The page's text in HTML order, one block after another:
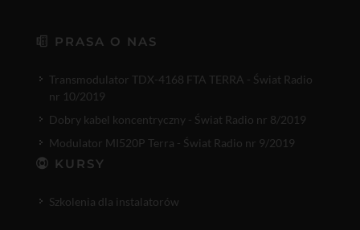
PRASA O NAS
Transmodulator TDX-4168 FTA TERRA - Świat Radio
nr 10/2019
Dobry kabel koncentryczny - Świat Radio nr 8/2019
Modulator MI520P Terra - Świat Radio nr 9/2019
KURSY
Szkolenia dla instalatorów